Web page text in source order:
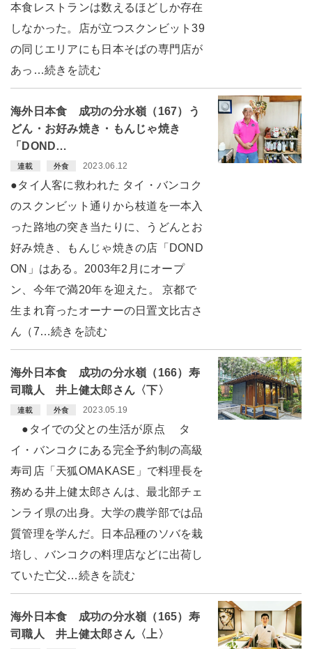
本食レストランは数えるほどしか存在
しなかった。店が立つスクンビット39
の同じエリアにも日本そばの専門店が
あっ…続きを読む
海外日本食 成功の分水嶺（167）う
どん・お好み焼き・もんじゃ焼き
「DOND…
連載 外食 2023.06.12
●タイ人客に救われた タイ・バンコク
のスクンビット通りから枝道を一本入
った路地の突き当たりに、うどんとお
好み焼き、もんじゃ焼きの店「DOND
ON」はある。2003年2月にオープ
ン、今年で満20年を迎えた。 京都で
生まれ育ったオーナーの日置文比古さ
ん（7…続きを読む
海外日本食 成功の分水嶺（166）寿
司職人 井上健太郎さん〈下〉
連載 外食 2023.05.19
●タイでの父との生活が原点 タ
イ・バンコクにある完全予約制の高級
寿司店「天狐OMAKASE」で料理長を
務める井上健太郎さんは、最北部チェ
ンライ県の出身。大学の農学部では品
質管理を学んだ。日本品種のソバを栽
培し、バンコクの料理店などに出荷し
ていた亡父…続きを読む
海外日本食 成功の分水嶺（165）寿
司職人 井上健太郎さん〈上〉